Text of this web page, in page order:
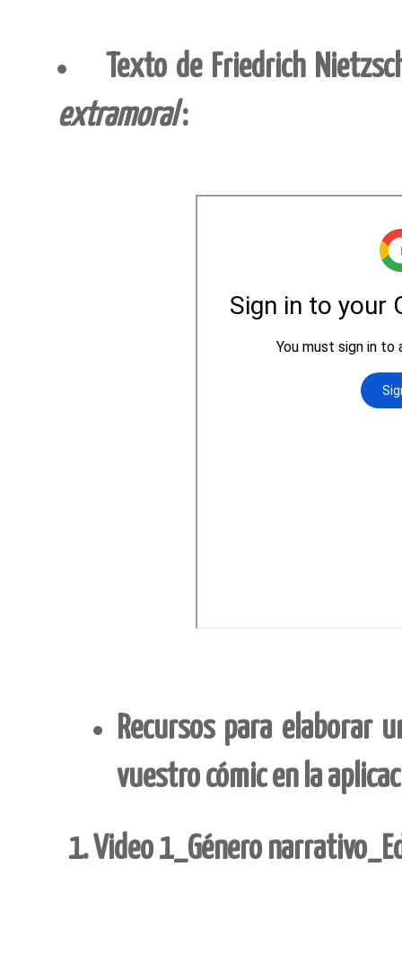
Texto de Friedrich
extramoral:
Recursos para elaborar
vuestro cómic en la
Video 1_Género